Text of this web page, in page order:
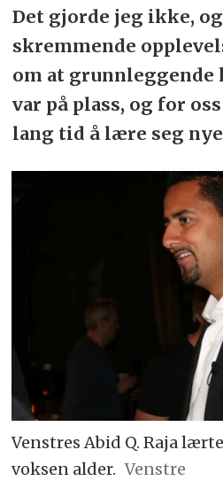
Det gjorde jeg ikke,
skremmende
om at grunnleggende
var på plass, og for
lang tid å lære seg
Venstres Abid Q. Raja
voksen alder. Venstre